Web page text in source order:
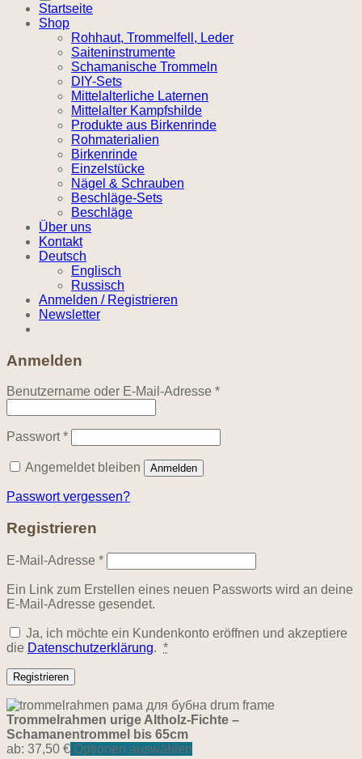
Startseite
Shop
Rohhaut, Trommelfell, Leder
Saiteninstrumente
Schamanische Trommeln
DIY-Sets
Mittelalterliche Laternen
Mittelalter Kampfshilde
Produkte aus Birkenrinde
Rohmaterialien
Birkenrinde
Einzelstücke
Nägel & Schrauben
Beschläge-Sets
Beschläge
Über uns
Kontakt
Deutsch
Englisch
Russisch
Anmelden / Registrieren
Newsletter
Anmelden
Benutzername oder E-Mail-Adresse *Erforderlich
Passwort*Erforderlich
Angemeldet bleiben Anmelden
Passwort vergessen?
Registrieren
E-Mail-Adresse *Erforderlich
Ein Link zum Erstellen eines neuen Passworts wird an deine
E-Mail-Adresse gesendet.
Ja, ich möchte ein Kundenkonto eröffnen und akzeptiere
die Datenschutzerklärung. *
Registrieren
Trommelrahmen urige Altholz-Fichte –
Schamanentrommel bis 65cm
ab: 37,50 € Optionen auswählen